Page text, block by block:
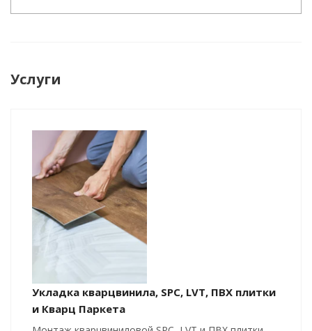
Услуги
Укладка кварцвинила, SPC, LVT, ПВХ плитки
и Кварц Паркета